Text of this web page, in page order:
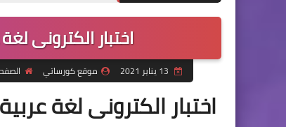
اختبار الكترونى
موقع كورساتي
اختبار الكترونى لغة